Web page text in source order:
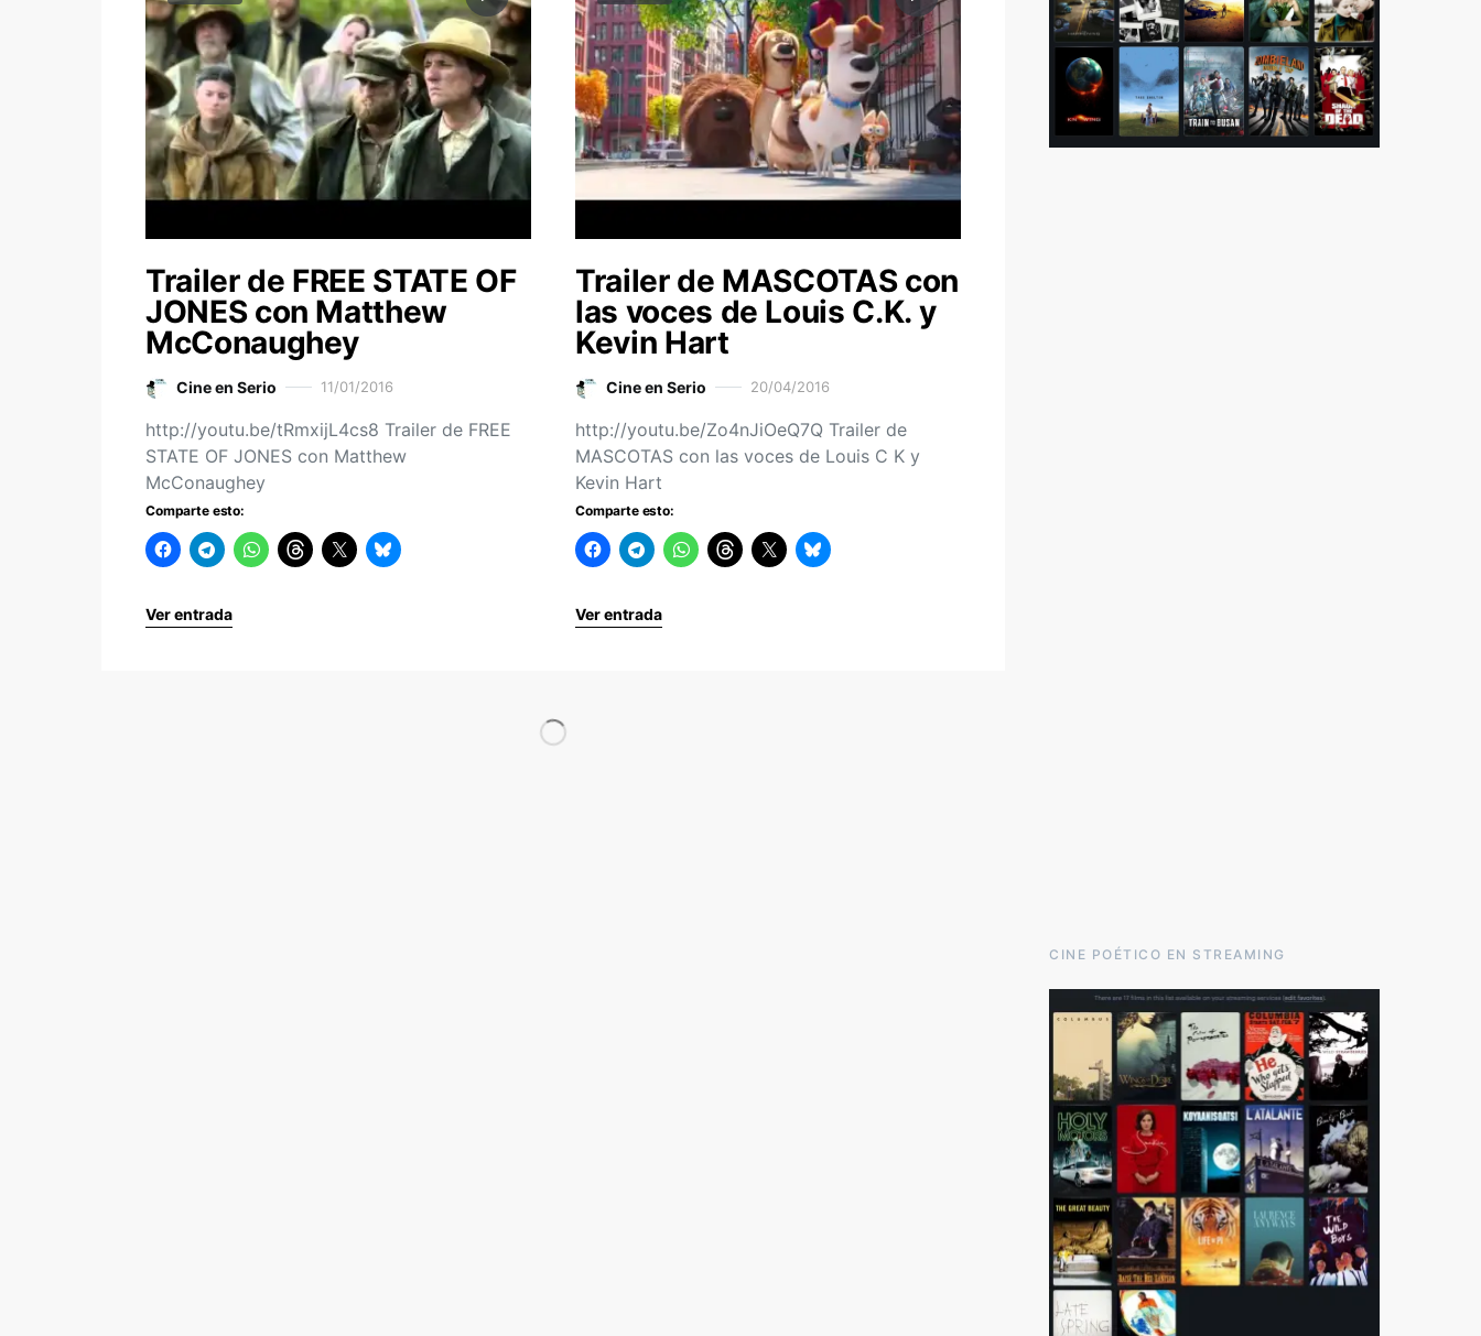
Trailer de FREE STATE OF
JONES con Matthew
McConaughey
Cine en Serio 11/01/2016
http://youtu.be/tRmxijL4cs8 Trailer de FREE
STATE OF JONES con Matthew
McConaughey
Comparte esto:
Ver entrada
Trailer de MASCOTAS con
las voces de Louis C.K. y
Kevin Hart
Cine en Serio 20/04/2016
http://youtu.be/Zo4nJiOeQ7Q Trailer de
MASCOTAS con las voces de Louis C K y
Kevin Hart
Comparte esto:
Ver entrada
CINE POÉTICO EN STREAMING